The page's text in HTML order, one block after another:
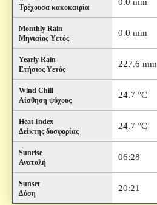
Τρέχουσα κακοκαιρία
Monthly Rain
Μηνιαίος Υετός
0.0 mm
Yearly Rain
Ετήσιος Υετός
227.6 mm
Wind Chill
Αίσθηση ψύχους
24.7 °C
Heat Index
Δείκτης δυσφορίας
24.7 °C
Sunrise
Ανατολή
06:28
Sunset
Δύση
20:21